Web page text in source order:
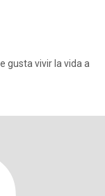
gusta vivir la vida a